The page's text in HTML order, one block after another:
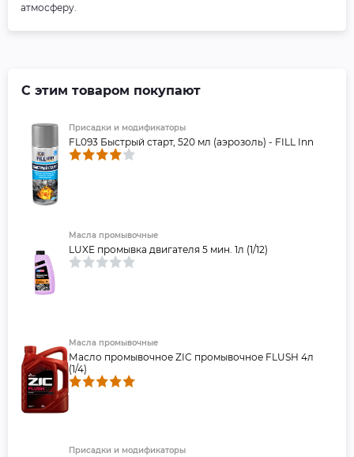
атмосферу.
С этим товаром покупают
Присадки и модификаторы
FL093 Быстрый старт, 520 мл (аэрозоль) - FILL Inn
Масла промывочные
LUXE промывка двигателя 5 мин. 1л (1/12)
Масла промывочные
Масло промывочное ZIC промывочное FLUSH 4л
(1/4)
Присадки и модификаторы